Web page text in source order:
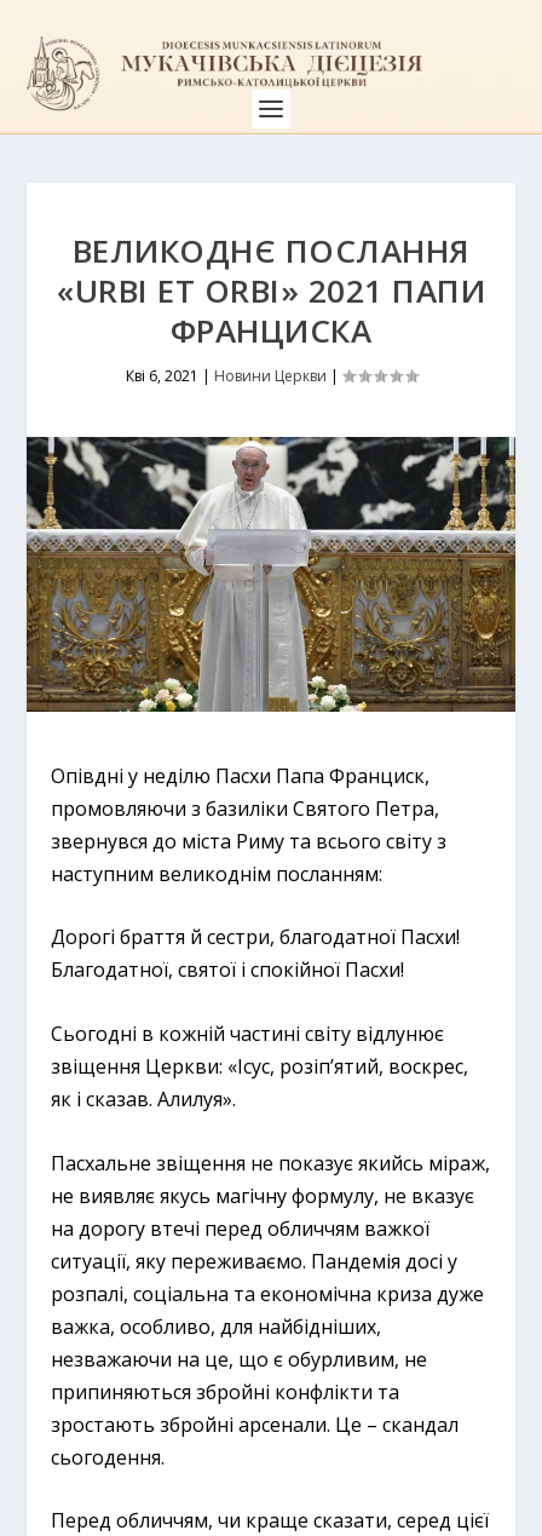
ВЕЛИКОДНЄ ПОСЛАННЯ
«URBI ET ORBI» 2021 ПАПИ
ФРАНЦИСКА
Кві 6, 2021 | Новини Церкви |
Опівдні у неділю Пасхи Папа Франциск,
промовляючи з базиліки Святого Петра,
звернувся до міста Риму та всього світу з
наступним великоднім посланням:
Дорогі браття й сестри, благодатної Пасхи!
Благодатної, святої і спокійної Пасхи!
Сьогодні в кожній частині світу відлунює
звіщення Церкви: «Ісус, розіп’ятий, воскрес,
як і сказав. Алилуя».
Пасхальне звіщення не показує якийсь міраж,
не виявляє якусь магічну формулу, не вказує
на дорогу втечі перед обличчям важкої
ситуації, яку переживаємо. Пандемія досі у
розпалі, соціальна та економічна криза дуже
важка, особливо, для найбідніших,
незважаючи на це, що є обурливим, не
припиняються збройні конфлікти та
зростають збройні арсенали. Це – скандал
сьогодення.
Перед обличчям, чи краще сказати, серед цієї